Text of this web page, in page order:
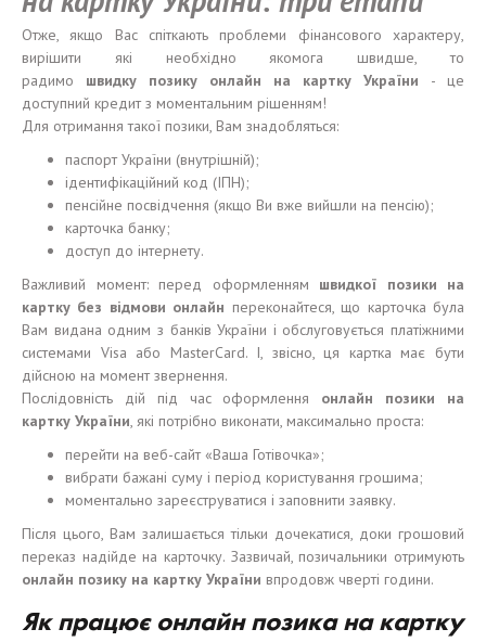
Отже, якщо Вас спіткають проблеми фінансового характеру,
вирішити які необхідно якомога швидше, то
радимо швидку позику онлайн на картку України - це
доступний кредит з моментальним рішенням!
Для отримання такої позики, Вам знадобляться:
паспорт України (внутрішній);
ідентифікаційний код (ІПН);
пенсійне посвідчення (якщо Ви вже вийшли на пенсію);
карточка банку;
доступ до інтернету.
Важливий момент: перед оформленням швидкої позики на
картку без відмови онлайн переконайтеся, що карточка була
Вам видана одним з банків України і обслуговується платіжними
системами Visa або MasterCard. І, звісно, ця картка має бути
дійсною на момент звернення.
Послідовність дій під час оформлення онлайн позики на
картку України, які потрібно виконати, максимально проста:
перейти на веб-сайт «Ваша Готівочка»;
вибрати бажані суму і період користування грошима;
моментально зареєструватися і заповнити заявку.
Після цього, Вам залишається тільки дочекатися, доки грошовий
переказ надійде на карточку. Зазвичай, позичальники отримують
онлайн позику на картку України впродовж чверті години.
Як працює онлайн позика на картку